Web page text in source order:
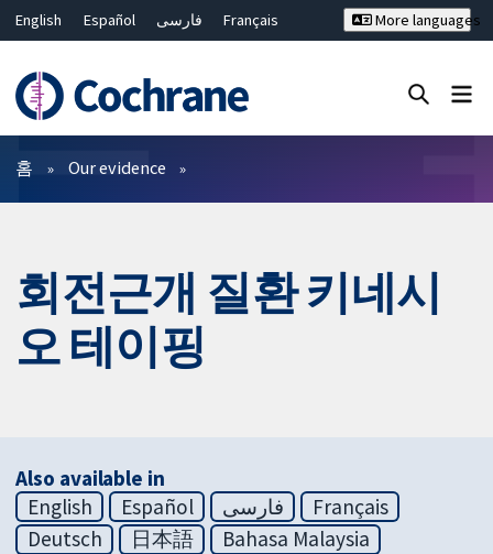
English Español فارسی
Français
Bahasa Malaysia
ไทย
繁體中文
简体中文
More languages
필터
홈 Our evidence
회전근개 질환 키네시
오 테이핑
Also available in
English
Español فارسی
Français
Deutsch
日本語
Bahasa Malaysia